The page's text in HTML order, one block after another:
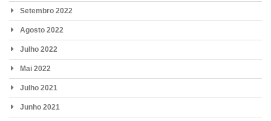
Setembro 2022
Agosto 2022
Julho 2022
Mai 2022
Julho 2021
Junho 2021